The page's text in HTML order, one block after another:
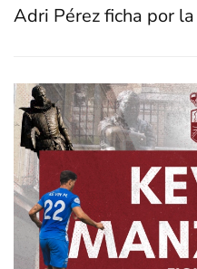
Adri Pérez ficha por